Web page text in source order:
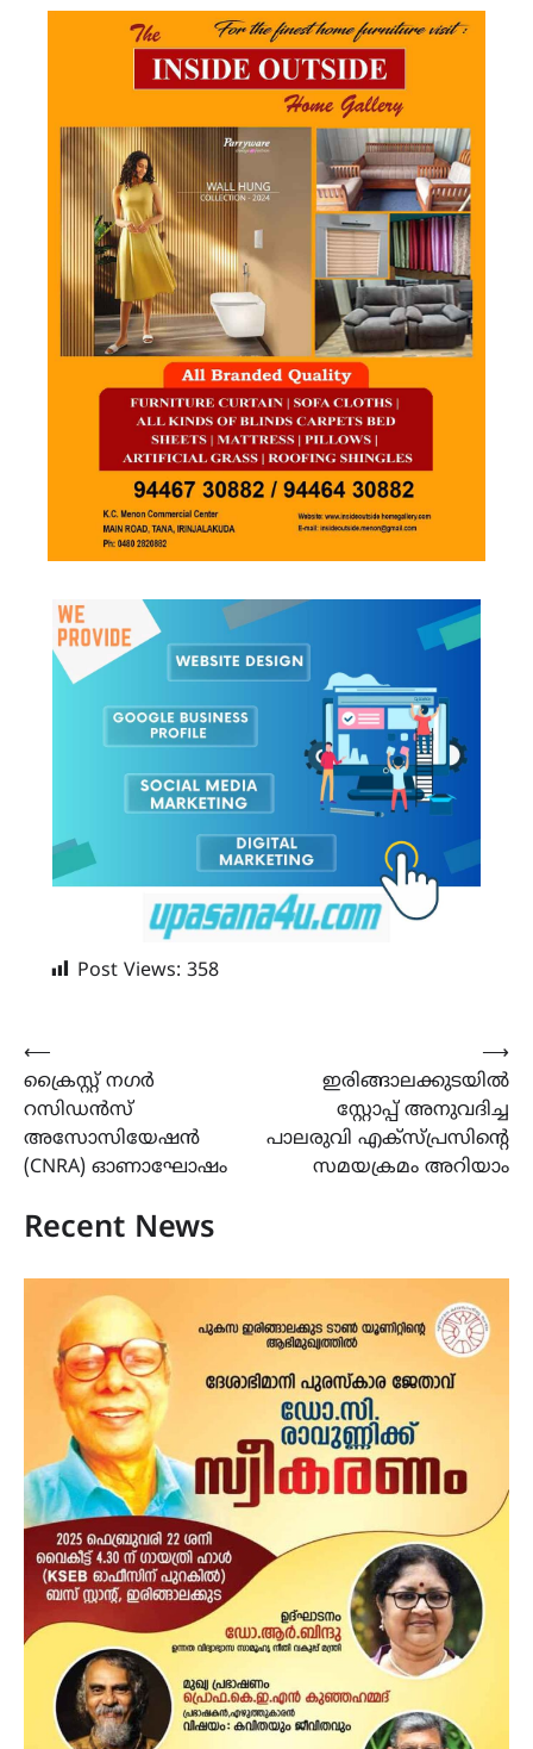
Post Views: 358
Post
navigation
⟵
ക്രൈസ്റ്റ് നഗർ
റസിഡൻസ്
അസോസിയേഷൻ
(CNRA) ഓണാഘോഷം
ഇരിങ്ങാലക്കുടയിൽ
സ്റ്റോപ്പ് അനുവദിച്ച
പാലരുവി എക്സ്പ്രസിന്റെ
സമയക്രമം അറിയാം
⟶
Recent News